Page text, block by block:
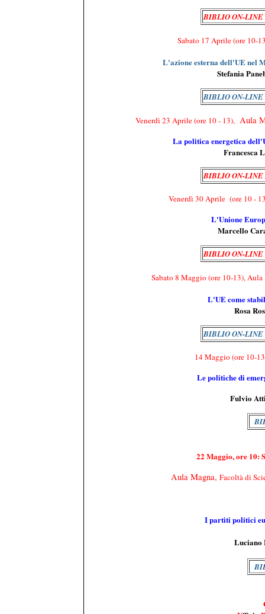
BIBLIO ON-LINE
Sabato 17 Aprile(ore 10-
L'azione esterna dell'UE nel
Stefania
BIBLIO ON-LINE
Venerdì 23 Aprile(ore 10 - 13), Aula
La politica energetica
Francesca
BIBLIO ON-LINE
Venerdì 30 Aprile (ore 10 -
L'Unione
Marcello
BIBLIO ON-LINE
Sabato 8 Maggio (ore 10-13),Aula
L'UE come
Rosa
BIBLIO ON-LINE
14 Maggio (ore 10-
Le politiche di
Fulvio
22 Maggio, ore 10:
Aula Magna, Facoltà di
I partiti politici
Luciano